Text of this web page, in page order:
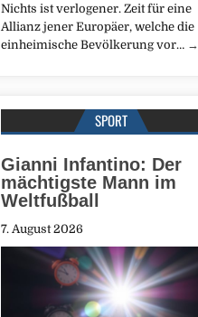
Nichts ist verlogener. Zeit für eine
Allianz jener Europäer, welche die
einheimische Bevölkerung vor… →
SPORT
Gianni Infantino: Der
mächtigste Mann im
Weltfußball
7. August 2026